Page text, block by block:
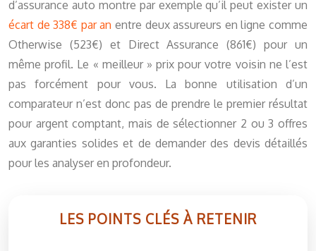
d’assurance auto montre par exemple qu’il peut exister un
écart de 338€ par an entre deux assureurs en ligne comme
Otherwise (523€) et Direct Assurance (861€) pour un
même profil. Le « meilleur » prix pour votre voisin ne l’est
pas forcément pour vous. La bonne utilisation d’un
comparateur n’est donc pas de prendre le premier résultat
pour argent comptant, mais de sélectionner 2 ou 3 offres
aux garanties solides et de demander des devis détaillés
pour les analyser en profondeur.
LES POINTS CLÉS À RETENIR